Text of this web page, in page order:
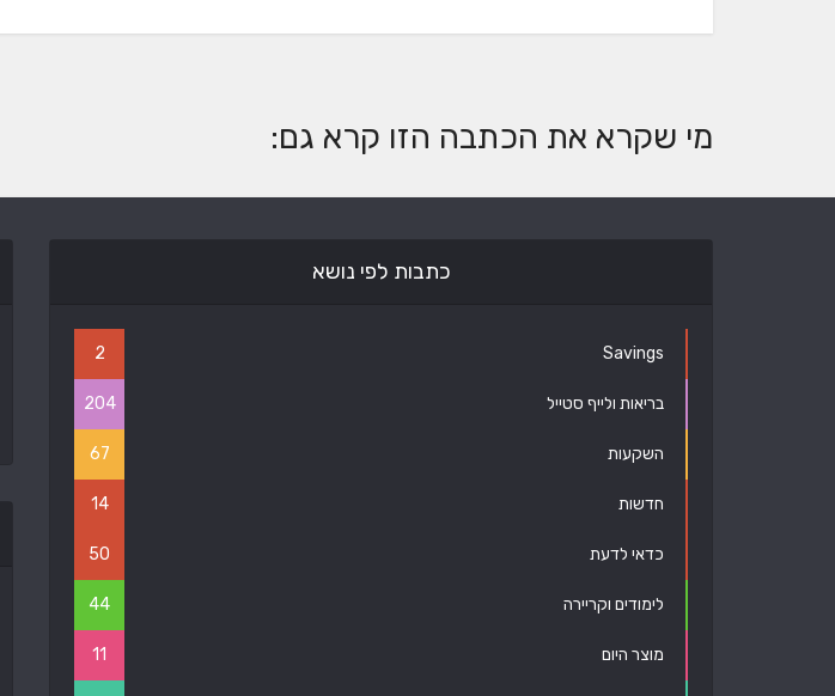
מי שקרא את הכתבה הזו קרא גם:
כתבות לפי נושא
Savings
2
בריאות ולייף סטייל 204
השקעות 67
חדשות 14
כדאי לדעת 50
לימודים וקריירה 44
מוצר היום 11